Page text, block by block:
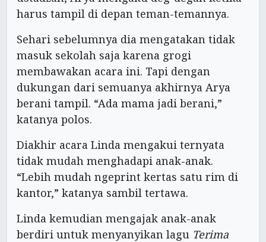
harus tampil di depan teman-temannya.
Sehari sebelumnya dia mengatakan tidak
masuk sekolah saja karena grogi
membawakan acara ini. Tapi dengan
dukungan dari semuanya akhirnya Arya
berani tampil. “Ada mama jadi berani,”
katanya polos.
Diakhir acara Linda mengakui ternyata
tidak mudah menghadapi anak-anak.
“Lebih mudah ngeprint kertas satu rim di
kantor,” katanya sambil tertawa.
Linda kemudian mengajak anak-anak
berdiri untuk menyanyikan lagu Terima